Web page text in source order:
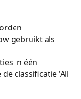
gebruikt als
in één
classificatie 'All